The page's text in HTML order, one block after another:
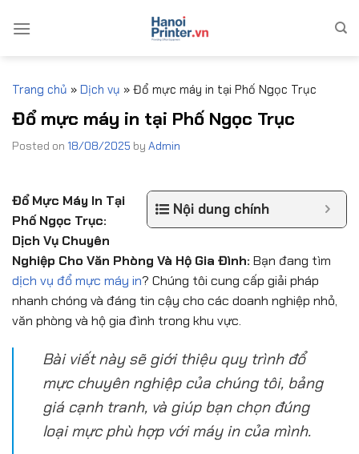
Trang chủ » Dịch vụ » Đổ mực máy in tại Phố Ngọc Trục
Đổ mực máy in tại Phố Ngọc Trục
Posted on 18/08/2025 by Admin
Nội dung chính
Đổ Mực Máy In Tại
Phố Ngọc Trục:
Dịch Vụ Chuyên
Nghiệp Cho Văn Phòng Và Hộ Gia Đình: Bạn đang tìm
dịch vụ đổ mực máy in? Chúng tôi cung cấp giải pháp
nhanh chóng và đáng tin cậy cho các doanh nghiệp nhỏ,
văn phòng và hộ gia đình trong khu vực.
Bài viết này sẽ giới thiệu quy trình đổ
mực chuyên nghiệp của chúng tôi, bảng
giá cạnh tranh, và giúp bạn chọn đúng
loại mực phù hợp với máy in của mình.